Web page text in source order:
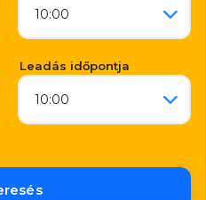
10:00
Leadás időpontja
10:00